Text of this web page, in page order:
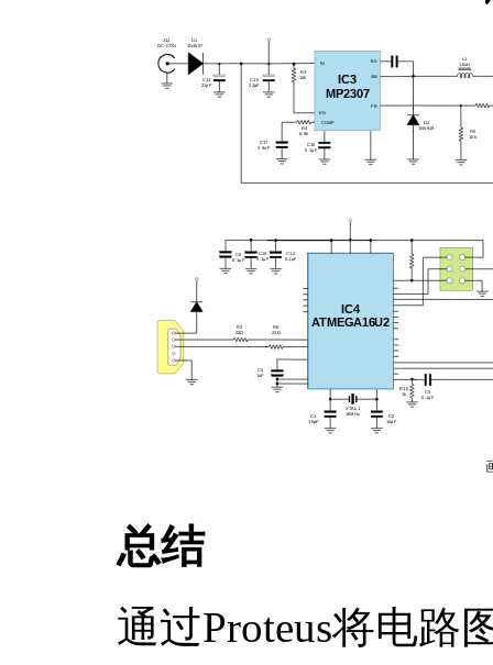
总结
通过Proteus将电路